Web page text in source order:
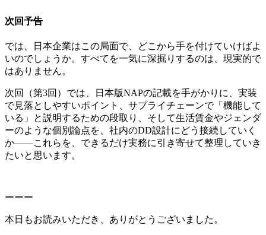
次回予告
では、日本企業はこの局面で、どこから手を付けていけばよ
いのでしょうか。すべてを一気に深掘りするのは、現実的で
はありません。
次回（第3回）では、日本版NAPの記載を手がかりに、実装
で見落としやすいポイント、サプライチェーンで「機能して
いる」と説明するための段取り、そして生活賃金やジェンダ
ーのような個別論点を、社内のDD設計にどう接続していく
か――これらを、できるだけ実務に引き寄せて整理していき
たいと思います。
ーーー
本日もお読みいただき、ありがとうございました。